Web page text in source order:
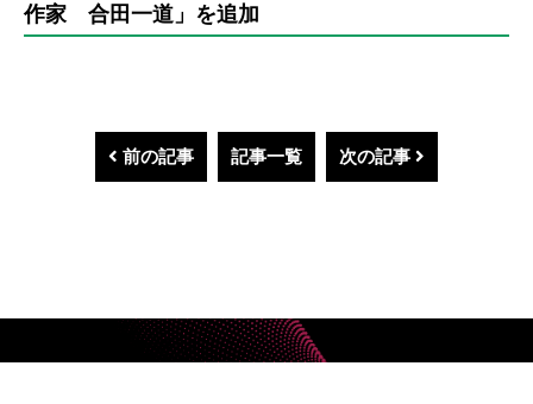
作家 合田一道」を追加
前の記事 記事一覧 次の記事